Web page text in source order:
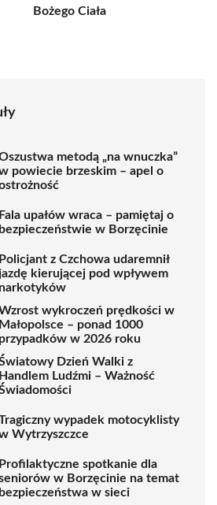
Bożego Ciała
metodą „na wnuczka”
powiecie brzeskim – apel o
Fala upałów wraca – pamiętaj o
bezpieczeństwie w Borzęcinie
Policjant z Czchowa udaremnił
kierującej pod wpływem
narkotyków
wykroczeń prędkości w
Małopolsce – ponad 1000
przypadków w 2026 roku
Dzień Walki z
Handlem Ludźmi – Ważność
wypadek motocyklisty
Wytrzyszczce
Profilaktyczne spotkanie dla
w Borzęcinie na temat
bezpieczeństwa w sieci